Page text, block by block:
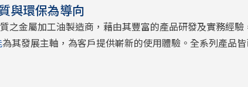
與環保為導向
之金屬加工油製造商，藉由其豐富的產品研發及實務經
為其發展主軸，為客戶提供嶄新的使用體驗。全系列產品